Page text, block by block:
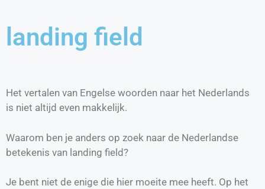
landing field
Het vertalen van Engelse woorden naar het Nederlands
is niet altijd even makkelijk.
Waarom ben je anders op zoek naar de Nederlandse
betekenis van landing field?
Je bent niet de enige die hier moeite mee heeft. Op het